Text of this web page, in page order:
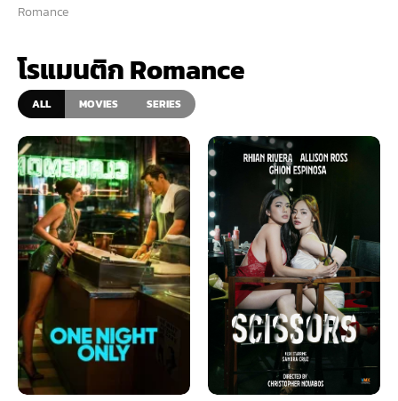
Romance
โรแมนติก Romance
ALL MOVIES SERIES